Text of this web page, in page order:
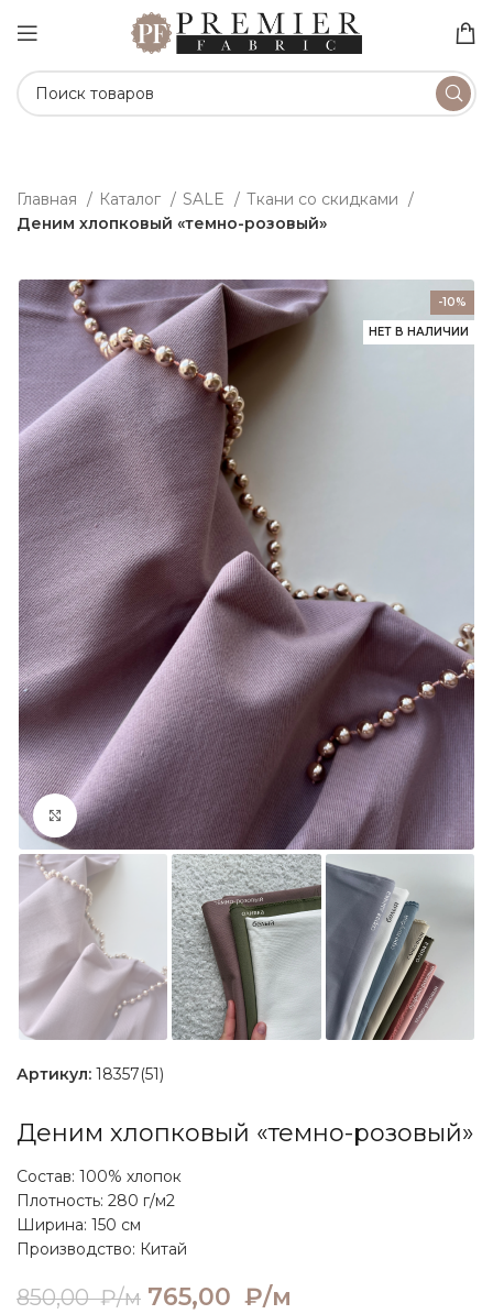
Главная Каталог SALE
Ткани со скидками
Деним хлопковый «темно-розовый»
-10%
НЕТ В НАЛИЧИИ
Увеличить
Артикул: 18357(51)
Деним хлопковый «темно-розовый»
Состав: 100% хлопок
Плотность: 280 г/м2
Ширина: 150 см
Производство: Китай
850,00₽/м Первоначальная цена
765,00 ₽/м